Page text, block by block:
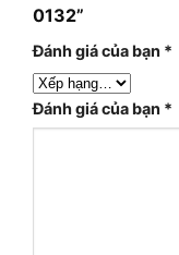
0132”
Đánh giá của bạn *
Đánh giá của bạn *